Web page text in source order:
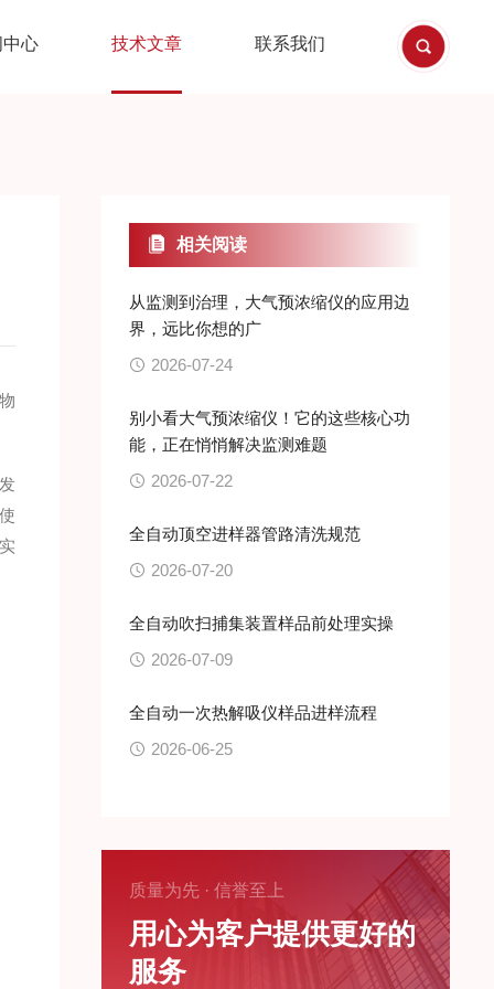
心 技术文章 联系我们
相关阅读
从监测到治理，大气预浓缩仪的应用边
界，远比你想的广
2026-07-24
别小看大气预浓缩仪！它的这些核心功
能，正在悄悄解决监测难题
2026-07-22
全自动顶空进样器管路清洗规范
2026-07-20
全自动吹扫捕集装置样品前处理实操
2026-07-09
全自动一次热解吸仪样品进样流程
2026-06-25
质量为先 · 信誉至上
用心为客户提供更好的
服务